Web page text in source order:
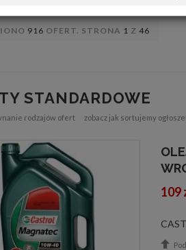
916 OFERT. STRONA 1 Z 46
STANDARDOWE
rodzajów ofert zobacz jak sortujemy
109